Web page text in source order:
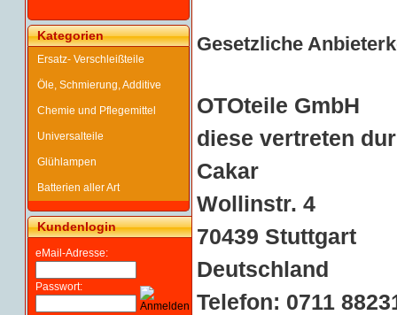
Kategorien
Ersatz- Verschleißteile
Öle, Schmierung, Additive
Chemie und Pflegemittel
Universalteile
Glühlampen
Batterien aller Art
Kundenlogin
eMail-Adresse:
Passwort:
Gesetzliche
OTOteile GmbH
diese vertreten
Cakar
Wollinstr. 4
70439 Stuttgart
Deutschland
Telefon: 0711